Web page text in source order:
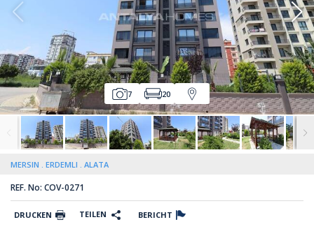
7 20
MERSIN ERDEMLI ALATA
REF. No: COV-0271
DRUCKEN TEILEN BERICHT